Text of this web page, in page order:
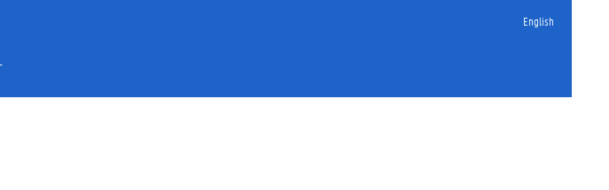
English